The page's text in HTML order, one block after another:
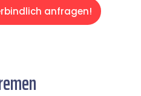
anfragen!